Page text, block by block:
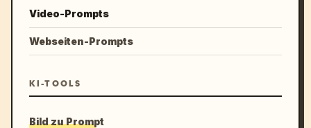
Video-Prompts
Webseiten-Prompts
KI-TOOLS
Bild zu Prompt